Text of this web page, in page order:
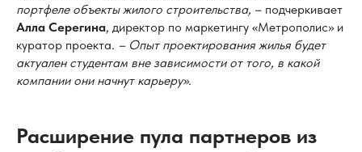
портфеле объекты жилого строительства, – подчеркивает
Алла Серегина, директор по маркетингу «Метрополис» и
куратор проекта. – Опыт проектирования жилья будет
актуален студентам вне зависимости от того, в какой
компании они начнут карьеру».
Расширение пула партнеров из